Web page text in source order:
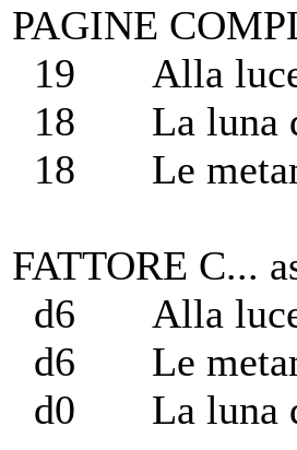
PAGINE
19 Alla luce
18 La luna
18 Le
FATTORE C...
d6 Alla luce
d6 Le
d0 La luna